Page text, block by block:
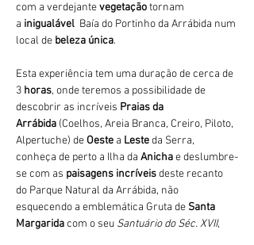
com a verdejante vegetação tornam
a inigualável Baía do Portinho da Arrábida num
local de beleza única.
Esta experiência tem uma duração de cerca de
3 horas, onde teremos a possibilidade de
descobrir as incríveis Praias da
Arrábida (Coelhos, Areia Branca, Creiro, Piloto,
Alpertuche) de Oeste a Leste da Serra,
conheça de perto a Ilha da Anicha e deslumbre-
se com as paisagens incríveis deste recanto
do Parque Natural da Arrábida, não
esquecendo a emblemática Gruta de Santa
Margarida com o seu Santuário do Séc. XVII,